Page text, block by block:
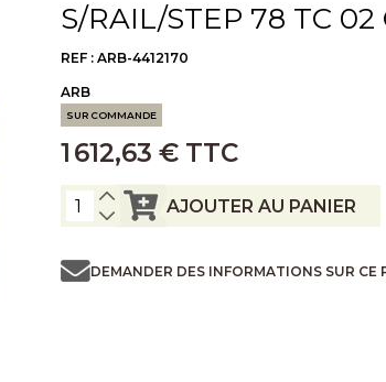
S/RAIL/STEP 78 TC 02
REF : ARB-4412170
ARB
SUR COMMANDE
1 612,63 € TTC
AJOUTER AU PANIER
DEMANDER DES INFORMATIONS SUR CE